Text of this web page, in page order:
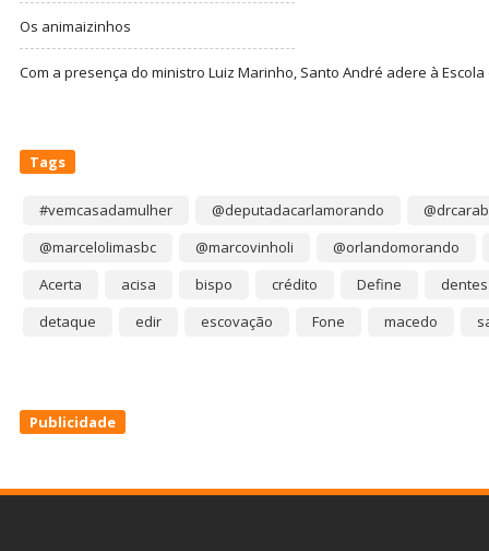
Os animaizinhos
Com a presença do ministro Luiz Marinho, Santo André adere à
Tags
#vemcasadamulher @deputadacarlamorando
@marcelolimasbc
@marcovinholi
@orlandomorando
Acerta
acisa bispo crédito Define
dentes
detaque
edir escovação Fone macedo
Publicidade